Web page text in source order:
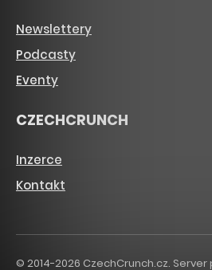
Newslettery
Podcasty
Eventy
CZECHCRUNCH
Inzerce
Kontakt
© 2014-2026 CzechCrunch.cz. Server